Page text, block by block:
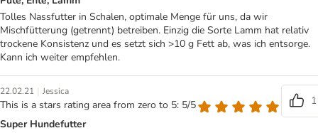
Tolles Nassfutter in Schalen, optimale Menge für uns, da wir
Mischfütterung (getrennt) betreiben. Einzig die Sorte Lamm hat relativ
trockene Konsistenz und es setzt sich >10 g Fett ab, was ich entsorge.
Kann ich weiter empfehlen.
22.02.21 | Jessica
This is a stars rating area from zero to 5: 5/5
1
Super Hundefutter